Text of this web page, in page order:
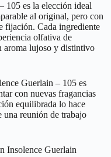
105 es la elección ideal
al original, pero con
fijación. Cada ingrediente
olfativa de
aroma lujoso y distintivo
Guerlain – 105 es
con nuevas fragancias
equilibrada lo hace
una reunión de trabajo
Insolence Guerlain